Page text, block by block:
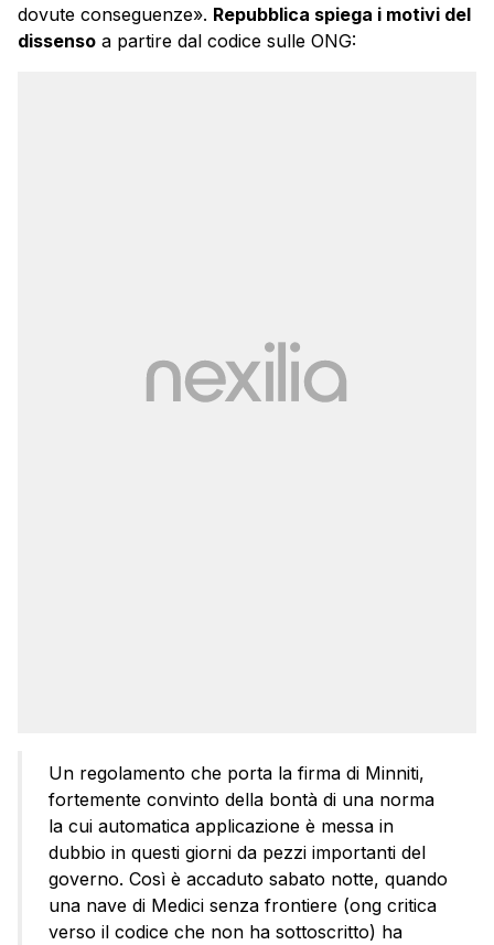
dovute conseguenze». Repubblica spiega i motivi del
dissenso a partire dal codice sulle ONG:
Un regolamento che porta la firma di Minniti,
fortemente convinto della bontà di una norma
la cui automatica applicazione è messa in
dubbio in questi giorni da pezzi importanti del
governo. Così è accaduto sabato notte, quando
una nave di Medici senza frontiere (ong critica
verso il codice che non ha sottoscritto) ha